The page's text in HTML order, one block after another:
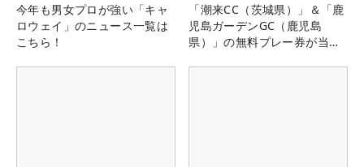
今年も男女プロが強い「キャ
ロウェイ」のニュース一覧は
こちら！
「潮来CC（茨城県）」＆「鹿
児島ガーデンGC（鹿児島
県）」の無料プレー券が当た